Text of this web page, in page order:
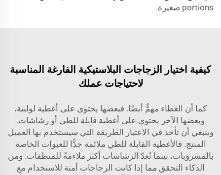
portions صغيرة.
كيفية اختيار الزجاجات البلاستيكية الفارغة المناسبة
لاحتياجات عملك
كما أن الغطاء مهمٌّ أيضًا. فبعضها يحتوي على أغطية لولبية،
وبعضها الآخر يحتوي على أغطية قابلة للطي أو رشاشات.
وينبغي أن تأخذ في الاعتبار الطريقة التي سيستخدم بها العميل
المنتج. فالأغطية القابلة للطي ملائمة جدًّا للعبوات الخاصة
بالمشروبات، بينما تُعدّ الرشاشات أكثر ملاءمةً للمنظفات. ومن
الذكاء التحقق مما إذا كانت الزجاجات آمنة للاستخدام مع